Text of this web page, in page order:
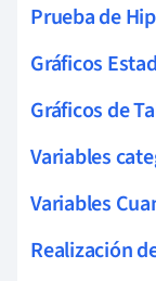
Prueba de
Gráficos
Gráficos de
Variables
Variables
Realización